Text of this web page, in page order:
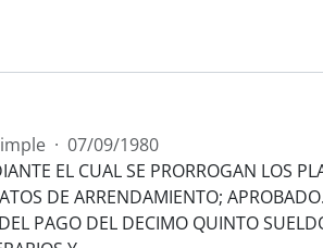
· 07/09/1980
EL CUAL SE PRORROGAN LOS
DE ARRENDAMIENTO;
PAGO DEL DECIMO QUINTO